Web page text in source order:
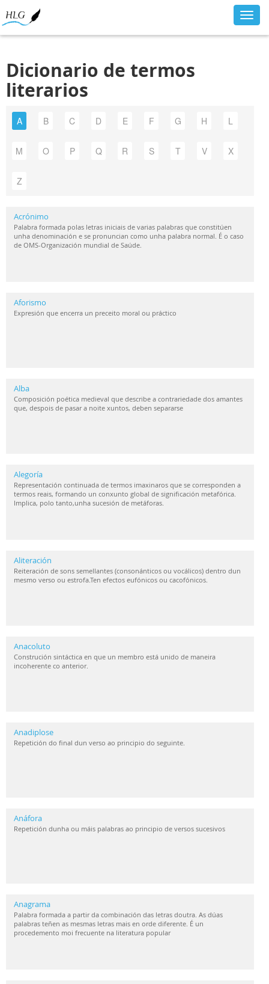
Dicionario de termos
literarios
A B C D E F G H L
M O P Q R S T V X
Z
Acrónimo
Palabra formada polas letras iniciais de varias palabras que constitúen
unha denominación e se pronuncian como unha palabra normal. É o caso
de OMS-Organización mundial de Saúde.
Aforismo
Expresión que encerra un preceito moral ou práctico
Alba
Composición poética medieval que describe a contrariedade dos amantes
que, despois de pasar a noite xuntos, deben separarse
Alegoría
Representación continuada de termos imaxinaros que se corresponden a
termos reais, formando un conxunto global de significación metafórica.
Implica, polo tanto,unha sucesión de metáforas.
Aliteración
Reiteración de sons semellantes (consonánticos ou vocálicos) dentro dun
mesmo verso ou estrofa.Ten efectos eufónicos ou cacofónicos.
Anacoluto
Construción sintáctica en que un membro está unido de maneira
incoherente co anterior.
Anadiplose
Repetición do final dun verso ao principio do seguinte.
Anáfora
Repetición dunha ou máis palabras ao principio de versos sucesivos
Anagrama
Palabra formada a partir da combinación das letras doutra. As dúas
palabras teñen as mesmas letras mais en orde diferente. É un
procedemento moi frecuente na literatura popular